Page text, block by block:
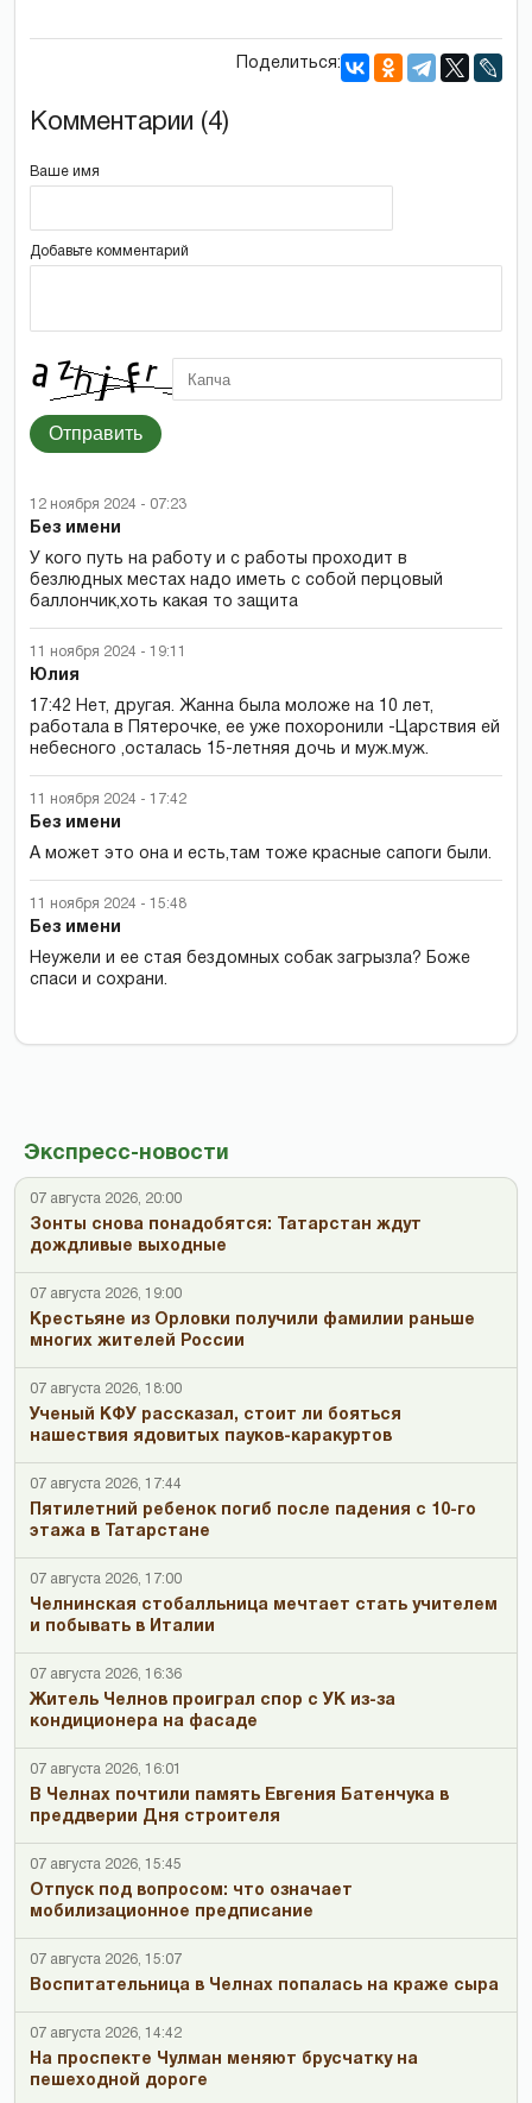
Экспресс-новости
07 августа 2026, 20:00
Зонты снова понадобятся: Татарстан ждут
дождливые выходные
07 августа 2026, 19:00
Крестьяне из Орловки получили фамилии раньше
многих жителей России
07 августа 2026, 18:00
Ученый КФУ рассказал, стоит ли бояться
нашествия ядовитых пауков-каракуртов
07 августа 2026, 17:44
Пятилетний ребенок погиб после падения с 10-го
этажа в Татарстане
07 августа 2026, 17:00
Челнинская стобалльница мечтает стать учителем
и побывать в Италии
07 августа 2026, 16:36
Житель Челнов проиграл спор с УК из-за
кондиционера на фасаде
07 августа 2026, 16:01
В Челнах почтили память Евгения Батенчука в
преддверии Дня строителя
07 августа 2026, 15:45
Отпуск под вопросом: что означает
мобилизационное предписание
07 августа 2026, 15:07
Воспитательница в Челнах попалась на краже сыра
07 августа 2026, 14:42
На проспекте Чулман меняют брусчатку на
пешеходной дороге
Поделиться:
Комментарии (4)
Ваше имя
Добавьте комментарий
Отправить
12 ноября 2024 - 07:23
Без имени
У кого путь на работу и с работы проходит в
безлюдных местах надо иметь с собой перцовый
баллончик,хоть какая то защита
11 ноября 2024 - 19:11
Юлия
17:42 Нет, другая. Жанна была моложе на 10 лет,
работала в Пятерочке, ее уже похоронили -Царствия ей
небесного ,осталась 15-летняя дочь и муж.муж.
11 ноября 2024 - 17:42
Без имени
А может это она и есть,там тоже красные сапоги были.
11 ноября 2024 - 15:48
Без имени
Неужели и ее стая бездомных собак загрызла? Боже
спаси и сохрани.